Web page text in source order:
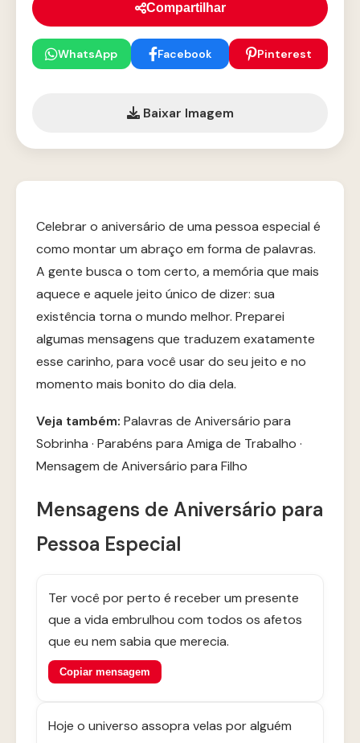
Compartilhar
WhatsApp Facebook Pinterest
Baixar Imagem
Celebrar o aniversário de uma pessoa especial é
como montar um abraço em forma de palavras.
A gente busca o tom certo, a memória que mais
aquece e aquele jeito único de dizer: sua
existência torna o mundo melhor. Preparei
algumas mensagens que traduzem exatamente
esse carinho, para você usar do seu jeito e no
momento mais bonito do dia dela.
Veja também: Palavras de Aniversário para
Sobrinha · Parabéns para Amiga de Trabalho ·
Mensagem de Aniversário para Filho
Mensagens de Aniversário para
Pessoa Especial
Ter você por perto é receber um presente
que a vida embrulhou com todos os afetos
que eu nem sabia que merecia.
Copiar mensagem
Hoje o universo assopra velas por alguém